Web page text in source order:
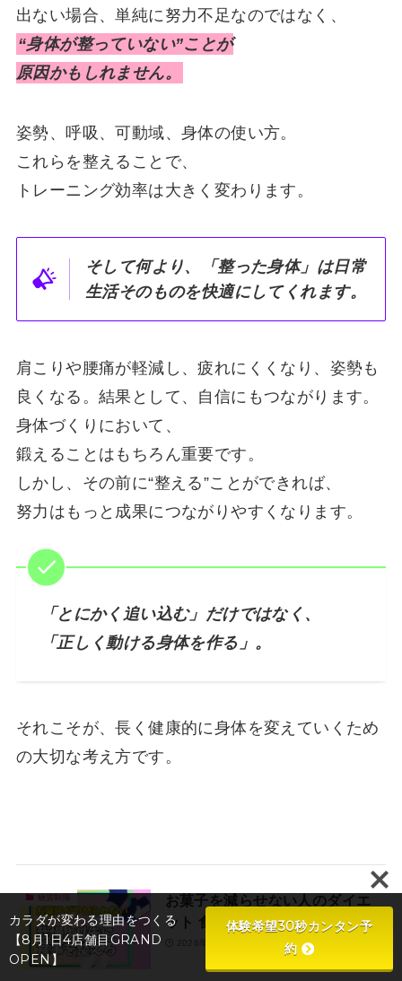
出ない場合、単純に努力不足なのではなく、
“身体が整っていない”ことが
原因かもしれません。
姿勢、呼吸、可動域、身体の使い方。
これらを整えることで、
トレーニング効率は大きく変わります。
そして何より、「整った身体」は日常
生活そのものを快適にしてくれます。
肩こりや腰痛が軽減し、疲れにくくなり、姿勢も
良くなる。結果として、自信にもつながります。
身体づくりにおいて、
鍛えることはもちろん重要です。
しかし、その前に“整える”ことができれば、
努力はもっと成果につながりやすくなります。
「とにかく追い込む」だけではなく、
「正しく動ける身体を作る」。
それこそが、長く健康的に身体を変えていくため
の大切な考え方です。
糖質制限
お菓子を減らせない人のダイエ
ット 食事から見直す進め方
カラダが変わる理由をつくる
【8月1日4店舗目GRAND
OPEN】
体験希望30秒カンタン予
約